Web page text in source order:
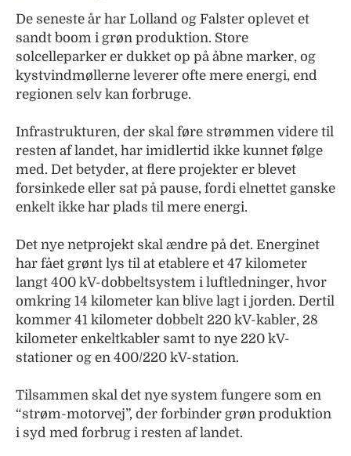
De seneste år har Lolland og Falster oplevet et
sandt boom i grøn produktion. Store
solcelleparker er dukket op på åbne marker, og
kystvindmøllerne leverer ofte mere energi, end
regionen selv kan forbruge.
Infrastrukturen, der skal føre strømmen videre til
resten af landet, har imidlertid ikke kunnet følge
med. Det betyder, at flere projekter er blevet
forsinkede eller sat på pause, fordi elnettet ganske
enkelt ikke har plads til mere energi.
Det nye netprojekt skal ændre på det. Energinet
har fået grønt lys til at etablere et 47 kilometer
langt 400 kV-dobbeltsystem i luftledninger, hvor
omkring 14 kilometer kan blive lagt i jorden. Dertil
kommer 41 kilometer dobbelt 220 kV-kabler, 28
kilometer enkeltkabler samt to nye 220 kV-
stationer og en 400/220 kV-station.
Tilsammen skal det nye system fungere som en
“strøm-motorvej”, der forbinder grøn produktion
i syd med forbrug i resten af landet.